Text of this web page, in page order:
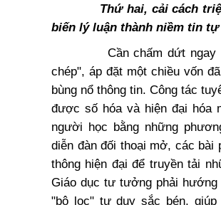
Thứ hai, cải cách
biến lý luận thành niềm tin
Cần chấm dứt ngay lối
chép", áp đặt một chiều vốn
bùng nổ thông tin. Công tác
được số hóa và hiện đại hóa
người học bằng những
diễn đàn đối thoại mở, các bài
thông hiện đại để truyền tải
Giáo dục tư tưởng phải
"bộ lọc" tư duy sắc bén,